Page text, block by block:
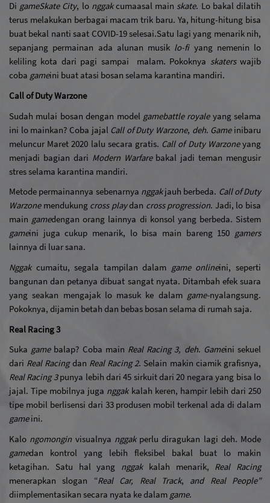
Di gameSkate City, lo nggak cumaasal main skate. Lo bakal dilatih
terus melakukan berbagai macam trik baru. Ya, hitung-hitung bisa
buat bekal nanti saat COVID-19 selesai.Satu lagi yang menarik nih,
sepanjang permainan ada alunan musik lo-fi yang nemenin lo
keliling kota dari pagi sampai  malam. Pokoknya skaters wajib
coba gameini buat atasi bosan selama karantina mandiri.
Call of Duty Warzone
Sudah mulai bosan dengan model gamebattle royale yang selama
ini lo mainkan? Coba jajal Call of Duty Warzone, deh. Game inibaru
meluncur Maret 2020 lalu secara gratis. Call of Duty Warzone yang
menjadi bagian dari Modern Warfare bakal jadi teman mengusir
stres selama karantina mandiri.
Metode permainannya sebenarnya nggak jauh berbeda. Call of Duty
Warzone mendukung cross play dan cross progression. Jadi, lo bisa
main game
gameini juga cukup menarik, lo bisa main bareng 150
gamers
lainnya di luar sana.
Nggak cumaitu, segala tampilan dalam game onlineini, seperti
bangunan dan petanya dibuat sangat nyata. Ditambah efek suara
yang seakan mengajak lo masuk ke dalam game-nyalangsung.
Pokoknya, dijamin betah dan bebas bosan selama di rumah saja.
Real Racing 3
Suka game balap? Coba main Real Racing 3, deh. Gameini sekuel
dari Real Racing dan Real Racing 2
Real Racing 3 punya lebih dari 45 sirkuit dari 20 negara yang bisa lo
jajal. Tipe mobilnya juga nggak kalah keren, hampir lebih dari 250
game ini.
Kalo ngomongin visualnya nggak
gamedan kontrol yang lebih fleksibel bakal buat lo makin
ketagihan. Satu hal yang nggak kalah menarik,
Real Racing
menerapkan slogan “Real Car, Real Track,
and Real People”
diimplementasikan secara nyata ke dalam game.